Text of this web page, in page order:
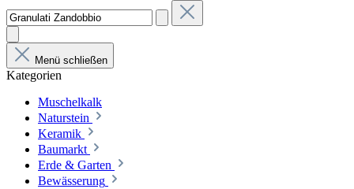
Menü schließen
Kategorien
Muschelkalk
Naturstein
Keramik
Baumarkt
Erde & Garten
Bewässerung